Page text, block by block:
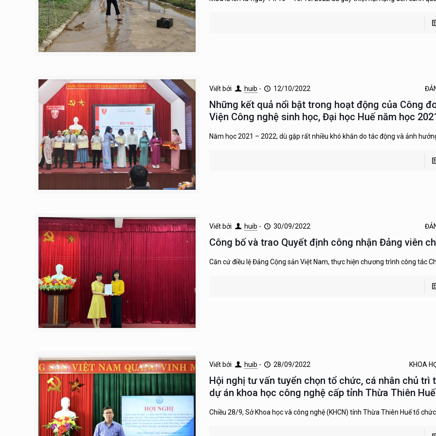
Viết bởi huib - 12/10/2022
Những kết quả nổi bật trong hoạt động của Công
Viện Công nghệ sinh học, Đại học Huế năm học
Năm học 2021 – 2022, dù gặp rất nhiều khó khăn do tác động và ảnh
Viết bởi huib - 30/09/2022
Công bố và trao Quyết định công nhận Đảng viên
Căn cứ điều lệ Đảng Cộng sản Việt Nam, thực hiện chương trình công tác
Viết bởi huib - 28/09/2022 KHOA
Hội nghị tư vấn tuyển chọn tổ chức, cá nhân chủ trì
dự án khoa học công nghệ cấp tỉnh Thừa Thiên Huế
Chiều 28/9, Sở Khoa học và công nghệ (KHCN) tỉnh Thừa Thiên Huế tổ